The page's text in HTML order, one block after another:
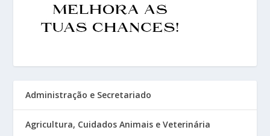
Administração e Secretariado
Agricultura, Cuidados Animais e Veterinária